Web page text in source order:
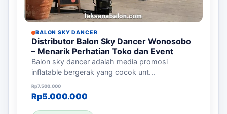
BALON SKY DANCER
Distributor Balon Sky Dancer Wonosobo
– Menarik Perhatian Toko dan Event
Balon sky dancer adalah media promosi
inflatable bergerak yang cocok unt...
Rp7.500.000
Harga aslinya adalah: Rp7.500.000.
Rp5.000.000
Harga saat ini adalah: Rp5.000.000.